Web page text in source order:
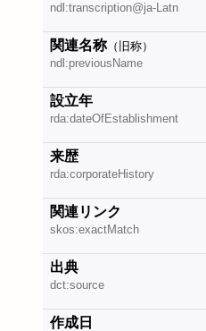
ndl:transcription@ja-Latn
関連名称（旧称）
ndl:previousName
設立年
rda:dateOfEstablishment
来歴
rda:corporateHistory
関連リンク
skos:exactMatch
出典
dct:source
作成日